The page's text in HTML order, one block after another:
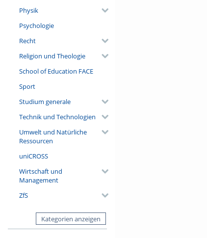
Physik
Psychologie
Recht
Religion und Theologie
School of Education FACE
Sport
Studium generale
Technik und Technologien
Umwelt und Natürliche
Ressourcen
uniCROSS
Wirtschaft und
Management
ZfS
Kategorien anzeigen